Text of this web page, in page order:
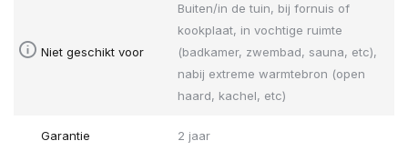
Niet geschikt voor
Buiten/in de tuin, bij fornuis of
kookplaat, in vochtige ruimte
(badkamer, zwembad, sauna, etc),
nabij extreme warmtebron (open
haard, kachel, etc)
Garantie 2 jaar